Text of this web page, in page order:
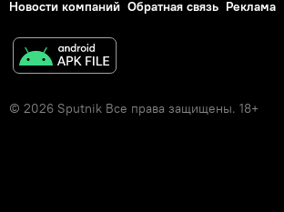
Новости компаний Обратная связь Реклама
© 2026 Sputnik Все права защищены. 18+